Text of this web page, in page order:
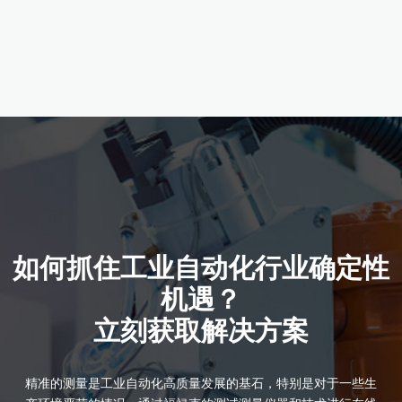
如何抓住工业自动化行业确定性
机遇？
立刻获取解决方案
精准的测量是工业自动化高质量发展的基石，特别是对于一些生